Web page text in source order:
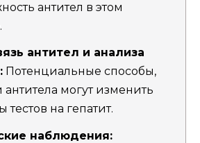
антител в этом
антител и анализа
Потенциальные способы,
могут изменить
тестов на гепатит.
наблюдения: